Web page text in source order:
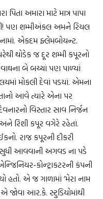
અમારા માટે માત્ર પાપા
પણ શમ્મીઅંકલ અમને રિયલ
એકદમ ફ્લેમબોયન્ટ.
થોડેક જ દૂર શમ્મી કપૂરનો
બે બચ્ચાં પણ પાળ્યાં
મોકલી દેવાં પડયાં. એમના
આવે ત્યારે એના પર
વિસ્તાર સાવ નિર્જન
રિશી કપૂર વગેરે રહેતાં.
રાજ કપૂરની દીકરી
આવવાની અગવડ ના પડે
કોન્ટ્રાકટરની કંપની
હતો. એ જ ગાળામાં ‘મેરા નામ
જોવા આર.કે. સ્ટુડિયોમાંથી